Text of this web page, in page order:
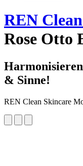
REN
Rose Otto
& Sinne!
REN Clean Skincare